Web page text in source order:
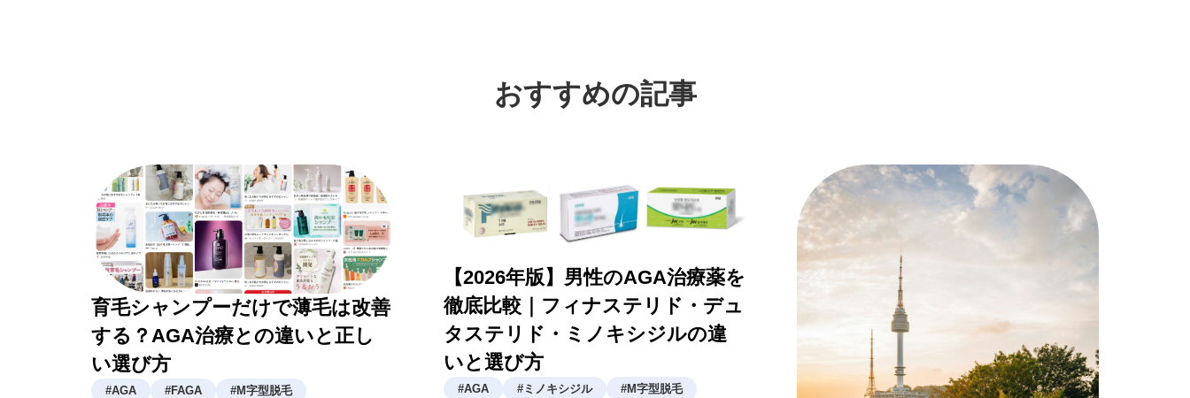
おすすめの記事
育毛シャンプーだけで薄毛は改善
する？AGA治療との違いと正し
い選び方
#AGA #FAGA #M字型脱毛
【2026年版】男性のAGA治療薬を
徹底比較｜フィナステリド・デュ
タステリド・ミノキシジルの違
いと選び方
#AGA # ミノキシジル #M字型脱毛